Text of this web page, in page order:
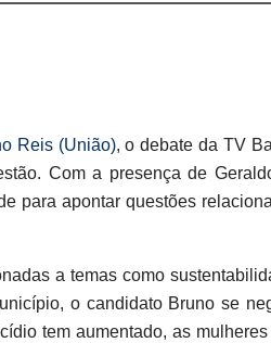
Reis (União), o debate da TV
Com a presença de
para apontar questões
a temas como
o candidato Bruno se
tem aumentado, as